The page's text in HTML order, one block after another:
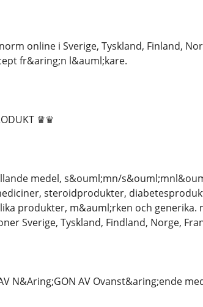
online i Sverige, Tyskland, Finland,
fr&aring;n l&auml;kare.
♛♛
medel, s&ouml;mn/
steroidprodukter,
produkter, m&auml;rken och
Sverige, Tyskland, Findland, Norge,
N&Aring;GON AV Ovanst&aring;ende